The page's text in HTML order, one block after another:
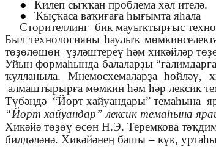
Килеп сыҡҡан проблема хәл ителә.
Ҡыҫҡаса ваҡиғаға һығымта яһала
Сторителлинг бик мауыҡтырғыс
Был технологияны һаулыҡ
төҙөлөшөн үҙләштереү һәм хикәйләр
Уйын формаһында балаларҙы
ҡулланыла. Мнемосхемаларҙа һөйләү,
алмаштырырға мөмкин һәм һәр лексик
Түбәндә “Йорт хайуандары” темаһына
“Йорт хайуандар” лексик темаһына
Хикәйә төҙөү өсөн Н.Э. Теремкова
билдәләнә. Хикәйәнең башы – күк,